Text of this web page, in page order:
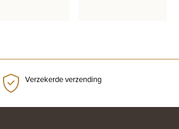
Verzekerde verzending